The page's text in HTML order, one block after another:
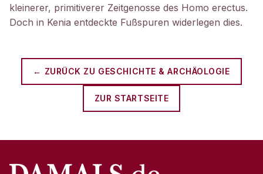
kleinerer, primitiverer Zeitgenosse des Homo erectus.
Doch in Kenia entdeckte Fußspuren widerlegen dies.
← ZURÜCK ZU GESCHICHTE & ARCHÄOLOGIE
ZUR STARTSEITE